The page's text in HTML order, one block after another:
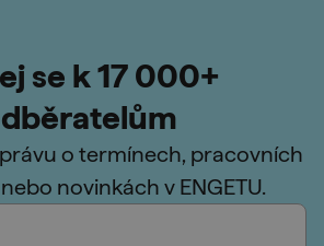
se k 17 000+
o termínech, pracovních
novinkách v ENGETU.